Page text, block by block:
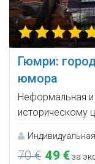
Гюмри:
юмора
Неформальная и
историческому
Индивидуальная
70 € 49 €за